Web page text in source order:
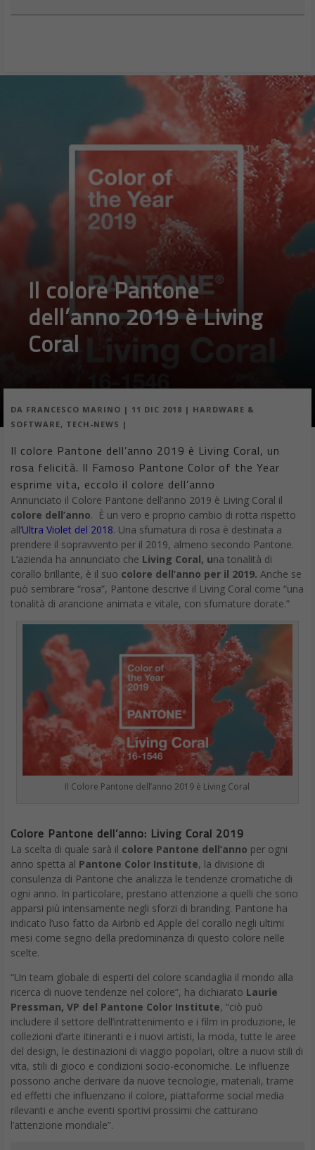
Il colore Pantone
dell’anno 2019 è Living
Coral
DA FRANCESCO MARINO | 11 DIC 2018 | HARDWARE &
SOFTWARE, TECH-NEWS |
Il colore Pantone dell’anno 2019 è Living Coral, un
rosa felicità. Il Famoso Pantone Color of the Year
esprime vita, eccolo il colore dell’anno
Annunciato il Colore Pantone dell’anno 2019 è Living Coral il
colore dell’anno. È un vero e proprio cambio di rotta rispetto
all’Ultra Violet del 2018. Una sfumatura di rosa è destinata a
prendere il sopravvento per il 2019, almeno secondo Pantone.
L’azienda ha annunciato che Living Coral, una tonalità di
corallo brillante, è il suo colore dell’anno per il 2019. Anche se
può sembrare “rosa”, Pantone descrive il Living Coral come “una
tonalità di arancione animata e vitale, con sfumature dorate.”
Il Colore Pantone dell’anno 2019 è Living Coral
Colore Pantone dell’anno: Living Coral 2019
La scelta di quale sarà il colore Pantone dell’anno per ogni
anno spetta al Pantone Color Institute, la divisione di
consulenza di Pantone che analizza le tendenze cromatiche di
ogni anno. In particolare, prestano attenzione a quelli che sono
apparsi più intensamente negli sforzi di branding. Pantone ha
indicato l’uso fatto da Airbnb ed Apple del corallo negli ultimi
mesi come segno della predominanza di questo colore nelle
scelte.
“Un team globale di esperti del colore scandaglia il mondo alla
ricerca di nuove tendenze nel colore”, ha dichiarato Laurie
Pressman, VP del Pantone Color Institute, “ciò può
includere il settore dell’intrattenimento e i film in produzione, le
collezioni d’arte itineranti e i nuovi artisti, la moda, tutte le aree
del design, le destinazioni di viaggio popolari, oltre a nuovi stili di
vita, stili di gioco e condizioni socio-economiche. Le influenze
possono anche derivare da nuove tecnologie, materiali, trame
ed effetti che influenzano il colore, piattaforme social media
rilevanti e anche eventi sportivi prossimi che catturano
l’attenzione mondiale”.